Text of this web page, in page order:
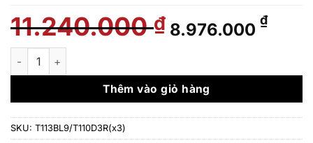
11.240.000₫ Giá
gốc
11.240.000 ₫.
8.976.000 ₫Giá
là:
Thanh tay vịn TOTO T113BL9/T110D3R(x3) số lượng
Thêm vào giỏ hàng
SKU: T113BL9/T110D3R(x3)